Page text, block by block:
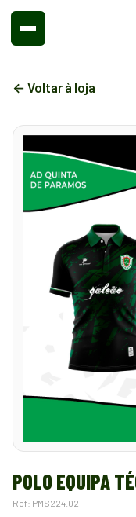
← Voltar à loja
POLO EQUIPA
Ref: PMS224.02